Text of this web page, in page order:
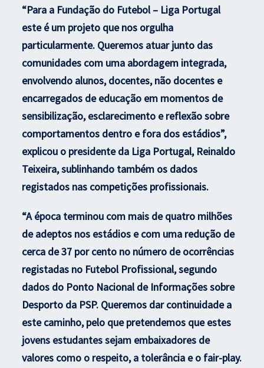
“Para a Fundação do Futebol – Liga Portugal
este é um projeto que nos orgulha
particularmente. Queremos atuar junto das
comunidades com uma abordagem integrada,
envolvendo alunos, docentes, não docentes e
encarregados de educação em momentos de
sensibilização, esclarecimento e reflexão sobre
comportamentos dentro e fora dos estádios”,
explicou o presidente da Liga Portugal, Reinaldo
Teixeira, sublinhando também os dados
registados nas competições profissionais.
“A época terminou com mais de quatro milhões
de adeptos nos estádios e com uma redução de
cerca de 37 por cento no número de ocorrências
registadas no Futebol Profissional, segundo
dados do Ponto Nacional de Informações sobre
Desporto da PSP. Queremos dar continuidade a
este caminho, pelo que pretendemos que estes
jovens estudantes sejam embaixadores de
valores como o respeito, a tolerância e o fair-play.